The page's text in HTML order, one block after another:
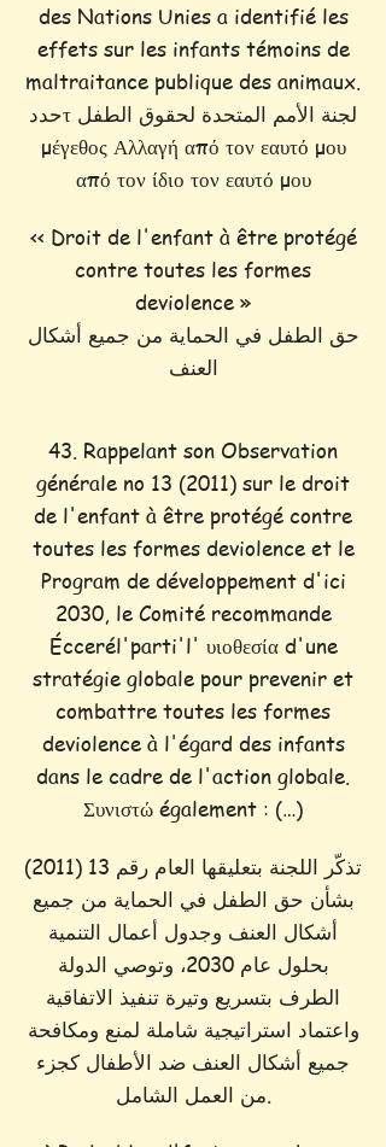
des Nations Unies a identifié les
effets sur les infants témoins de
maltraitance publique des animaux.
حددτ لجنة الأمم المتحدة لحقوق الطفل
μέγεθος Αλλαγή από τον εαυτό μου
από τον ίδιο τον εαυτό μου
<< Droit de l'enfant à être protégé
contre toutes les formes
deviolence »
حق الطفل في الحماية من جميع أشكال
العنف
43. Rappelant son Observation
générale no 13 (2011) sur le droit
de l'enfant à être protégé contre
toutes les formes deviolence et le
Program de développement d'ici
2030, le Comité recommande
Éccerél'parti'l' υιοθεσία d'une
stratégie globale pour prevenir et
combattre toutes les formes
deviolence à l'égard des infants
dans le cadre de l'action globale.
Συνιστώ également : (…)
تذكّر اللجنة بتعليقها العام رقم 13 (2011)
بشأن حق الطفل في الحماية من جميع
أشكال العنف وجدول أعمال التنمية
بحلول عام 2030، وتوصي الدولة
الطرف بتسريع وتيرة تنفيذ الاتفاقية
واعتماد استراتيجية شاملة لمنع ومكافحة
جميع أشكال العنف ضد الأطفال كجزء
من العمل الشامل.